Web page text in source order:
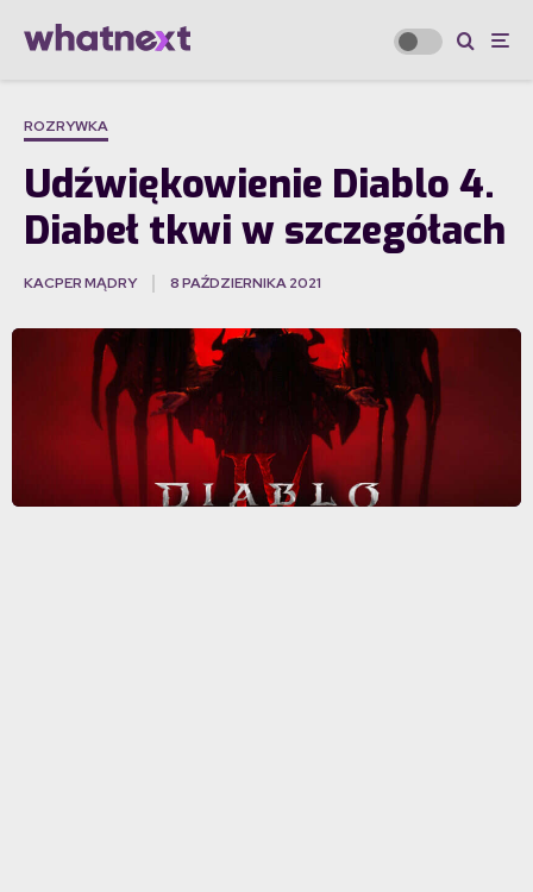
ROZRYWKA
Udźwiękowienie Diablo 4.
Diabeł tkwi w szczegółach
KACPER MĄDRY 8 PAŹDZIERNIKA 2021